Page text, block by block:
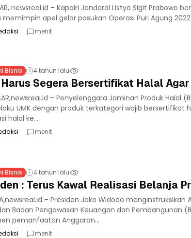
newsreal.id – Kapolri Jenderal Listyo Sigit Prabowo
memimpin apel gelar pasukan Operasi Puri Agung
menit
Bisnis 4 tahun lalu
Harus Segera Bersertifikat Halal
– Penyelenggara Jaminan Produk Halal
UMK dengan produk terkategori wajib bersertifikat
halal ke...
menit
Bisnis 4 tahun lalu
: Terus Kawal Realisasi Belanja
– Presiden Joko Widodo
Badan Pengawasan Keuangan dan Pembangunan
pemanfaatan Anggaran...
menit